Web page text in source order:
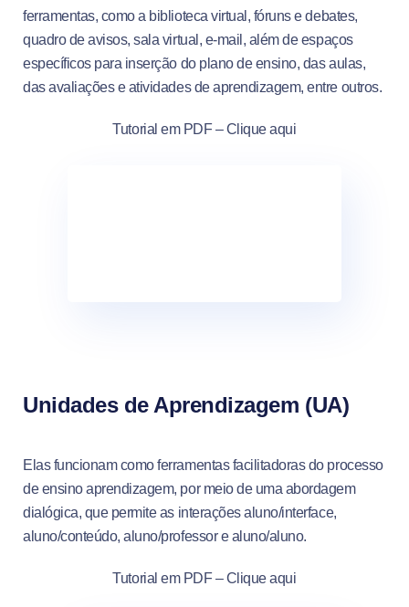
ferramentas, como a biblioteca virtual, fóruns e debates,
quadro de avisos, sala virtual, e-mail, além de espaços
específicos para inserção do plano de ensino, das aulas,
das avaliações e atividades de aprendizagem, entre outros.
Tutorial em PDF – Clique aqui
Unidades de Aprendizagem (UA)
Elas funcionam como ferramentas facilitadoras do processo
de ensino aprendizagem, por meio de uma abordagem
dialógica, que permite as interações aluno/interface,
aluno/conteúdo, aluno/professor e aluno/aluno.
Tutorial em PDF – Clique aqui